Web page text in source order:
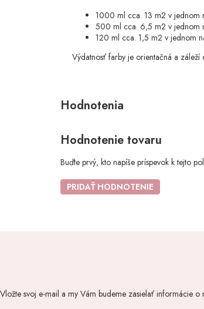
1000 ml cca. 13 m2 v jednom
500 ml cca. 6,5 m2 v jednom
120 ml cca. 1,5 m2 v jednom
Výdatnosť farby je orientačná a záleží
Hodnotenie tovaru
Buďte prvý, kto napíše príspevok k tejto
PRIDAŤ HODNOTENIE
Vložte svoj e-mail a my Vám budeme zasielať informácie o